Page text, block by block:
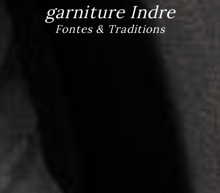
garniture Indre
Fontes & Traditions